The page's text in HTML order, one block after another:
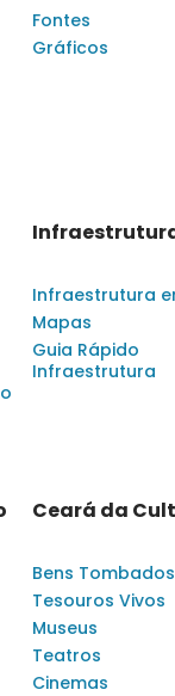
Fontes
Gráficos
Infraestrutura
Mapas
Guia Rápido
Infraestrutura
Ceará da
Bens Tombados
Tesouros Vivos
Museus
Teatros
Cinemas